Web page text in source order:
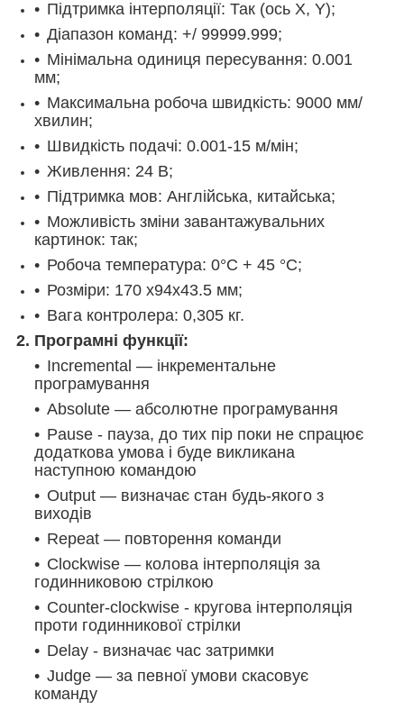
Підтримка інтерполяції: Так (ось X, Y);
Діапазон команд: +/ 99999.999;
Мінімальна одиниця пересування: 0.001
мм;
Максимальна робоча швидкість: 9000 мм/
хвилин;
Швидкість подачі: 0.001-15 м/мін;
Живлення: 24 В;
Підтримка мов: Англійська, китайська;
Можливість зміни завантажувальних
картинок: так;
Робоча температура: 0°С + 45 °С;
Розміри: 170 x94x43.5 мм;
Вага контролера: 0,305 кг.
2. Програмні функції:
Incremental — інкрементальне
програмування
Absolute — абсолютне програмування
Pause - пауза, до тих пір поки не спрацює
додаткова умова і буде викликана
наступною командою
Output — визначає стан будь-якого з
виходів
Repeat — повторення команди
Clockwise — колова інтерполяція за
годинниковою стрілкою
Counter-clockwise - кругова інтерполяція
проти годинникової стрілки
Delay - визначає час затримки
Judge — за певної умови скасовує
команду